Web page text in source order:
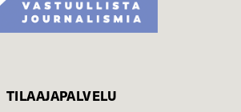
TILAAJAPALVELU